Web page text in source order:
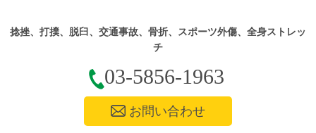
捻挫、打撲、脱臼、交通事故、骨折、スポーツ外傷、全身ストレッ
チ
03-5856-1963
お問い合わせ